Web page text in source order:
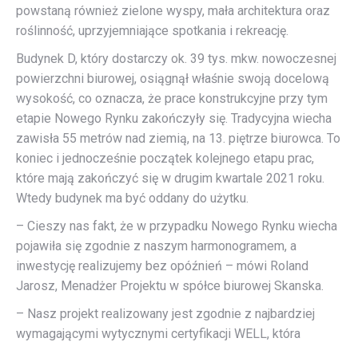
powstaną również zielone wyspy, mała architektura oraz
roślinność, uprzyjemniające spotkania i rekreację.
Budynek D, który dostarczy ok. 39 tys. mkw. nowoczesnej
powierzchni biurowej, osiągnął właśnie swoją docelową
wysokość, co oznacza, że prace konstrukcyjne przy tym
etapie Nowego Rynku zakończyły się. Tradycyjna wiecha
zawisła 55 metrów nad ziemią, na 13. piętrze biurowca. To
koniec i jednocześnie początek kolejnego etapu prac,
które mają zakończyć się w drugim kwartale 2021 roku.
Wtedy budynek ma być oddany do użytku.
– Cieszy nas fakt, że w przypadku Nowego Rynku wiecha
pojawiła się zgodnie z naszym harmonogramem, a
inwestycję realizujemy bez opóźnień – mówi Roland
Jarosz, Menadżer Projektu w spółce biurowej Skanska.
– Nasz projekt realizowany jest zgodnie z najbardziej
wymagającymi wytycznymi certyfikacji WELL, która